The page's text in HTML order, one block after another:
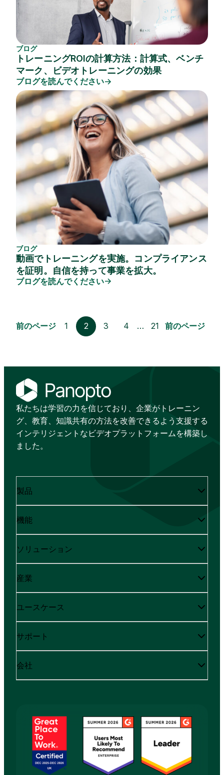
ブログ
トレーニングROIの計算方法：計算式、ベンチ
マーク、ビデオトレーニングの効果
ブログを読んでください
ブログ
動画でトレーニングを実施。コンプライアンス
を証明。自信を持って事業を拡大。
ブログを読んでください
前のページ 1 2 3 4 … 21 前のページ
私たちは学習の力を信じており、企業がトレーニン
グ、教育、知識共有の方法を改善できるよう支援する
インテリジェントなビデオプラットフォームを構築し
ました。
製品
機能
ソリューション
産業
ユースケース
サポート
会社